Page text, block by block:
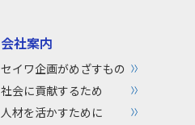
会社案内
セイワ企画がめざすもの
社会に貢献するため
人材を活かすために